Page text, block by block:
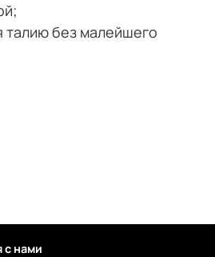
талию без малейшего
с нами